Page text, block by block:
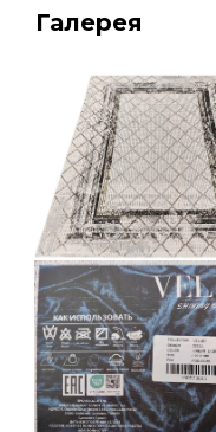
Галерея